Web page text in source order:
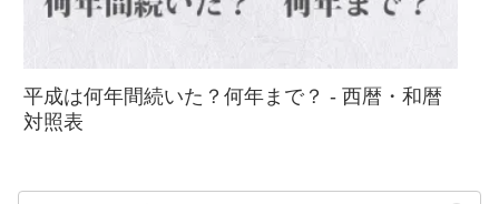
平成は何年間続いた？何年まで？ - 西暦・和暦
対照表